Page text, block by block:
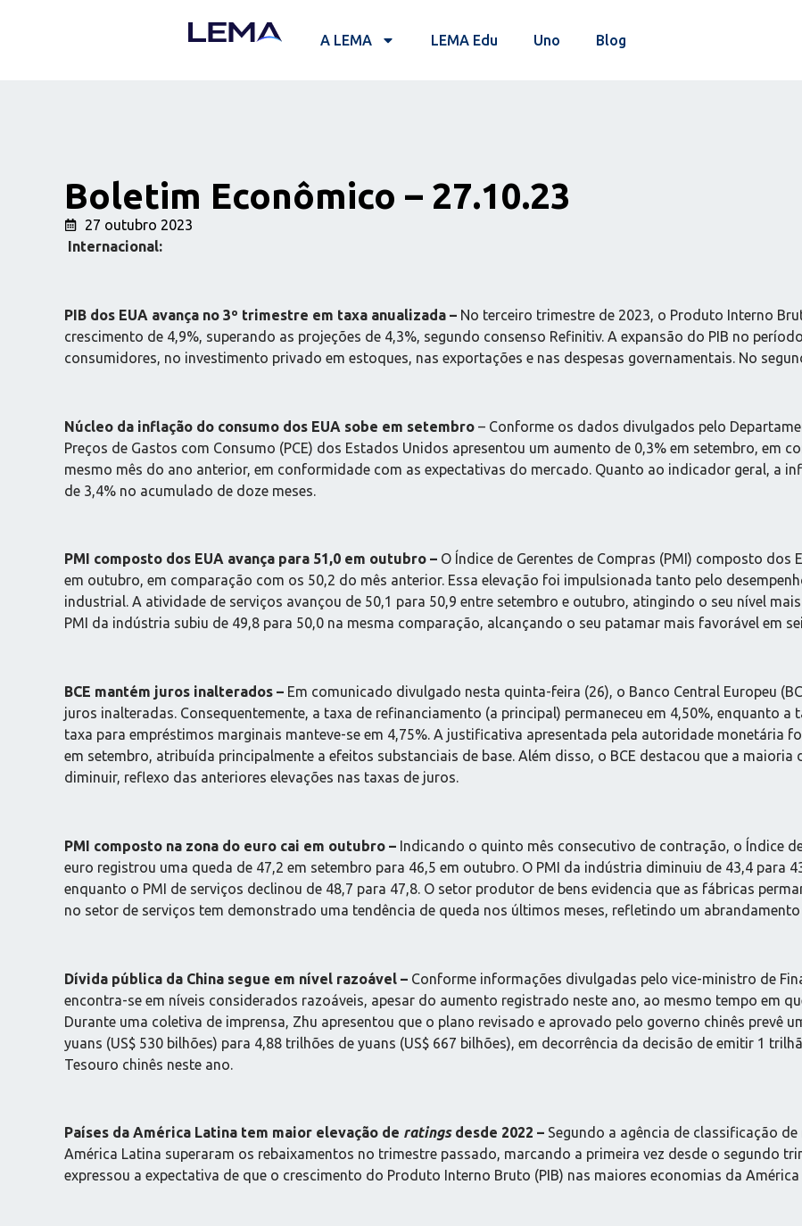
A LEMA LEMA Edu Uno Blog
Boletim Econômico – 27.10.23
27 outubro 2023
Internacional:
PIB dos EUA avança no 3º trimestre em taxa anualizada – No terceiro trimestre de 2023, o Produto Interno
crescimento de 4,9%, superando as projeções de 4,3%, segundo consenso Refinitiv. A expansão do PIB no
consumidores, no investimento privado em estoques, nas exportações e nas despesas governamentais. No
Núcleo da inflação do consumo dos EUA sobe em setembro – Conforme os dados divulgados pelo
Preços de Gastos com Consumo (PCE) dos Estados Unidos apresentou um aumento de 0,3% em setembro, em
mesmo mês do ano anterior, em conformidade com as expectativas do mercado. Quanto ao indicador geral, a
de 3,4% no acumulado de doze meses.
PMI composto dos EUA avança para 51,0 em outubro – O Índice de Gerentes de Compras (PMI) composto
em outubro, em comparação com os 50,2 do mês anterior. Essa elevação foi impulsionada tanto pelo
industrial. A atividade de serviços avançou de 50,1 para 50,9 entre setembro e outubro, atingindo o seu nível
PMI da indústria subiu de 49,8 para 50,0 na mesma comparação, alcançando o seu patamar mais favorável em
BCE mantém juros inalterados – Em comunicado divulgado nesta quinta-feira (26), o Banco Central Europeu
juros inalteradas. Consequentemente, a taxa de refinanciamento (a principal) permaneceu em 4,50%, enquanto a
taxa para empréstimos marginais manteve-se em 4,75%. A justificativa apresentada pela autoridade monetária
em setembro, atribuída principalmente a efeitos substanciais de base. Além disso, o BCE destacou que a
diminuir, reflexo das anteriores elevações nas taxas de juros.
PMI composto na zona do euro cai em outubro – Indicando o quinto mês consecutivo de contração, o Índice
euro registrou uma queda de 47,2 em setembro para 46,5 em outubro. O PMI da indústria diminuiu de 43,4 para
enquanto o PMI de serviços declinou de 48,7 para 47,8. O setor produtor de bens evidencia que as fábricas
no setor de serviços tem demonstrado uma tendência de queda nos últimos meses, refletindo um
Dívida pública da China segue em nível razoável – Conforme informações divulgadas pelo vice-ministro de
encontra-se em níveis considerados razoáveis, apesar do aumento registrado neste ano, ao mesmo tempo em
Durante uma coletiva de imprensa, Zhu apresentou que o plano revisado e aprovado pelo governo chinês prevê
yuans (US$ 530 bilhões) para 4,88 trilhões de yuans (US$ 667 bilhões), em decorrência da decisão de emitir 1
Tesouro chinês neste ano.
Países da América Latina tem maior elevação de ratingsdesde 2022 – Segundo a agência de classificação
América Latina superaram os rebaixamentos no trimestre passado, marcando a primeira vez desde o segundo
expressou a expectativa de que o crescimento do Produto Interno Bruto (PIB) nas maiores economias da América